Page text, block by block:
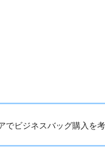
でビジネスバッグ購入を